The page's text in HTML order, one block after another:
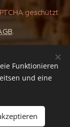
geschützt
.
Cookies
Funktionieren
und eine